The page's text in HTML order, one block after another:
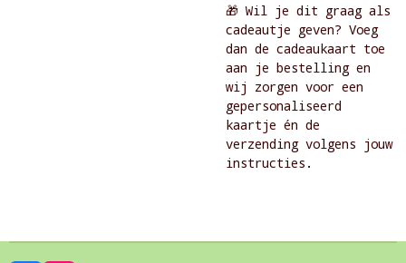
🎁 Wil je dit graag als
cadeautje geven? Voeg
dan de cadeaukaart toe
aan je bestelling en
wij zorgen voor een
gepersonaliseerd
kaartje én de
verzending volgens jouw
instructies.